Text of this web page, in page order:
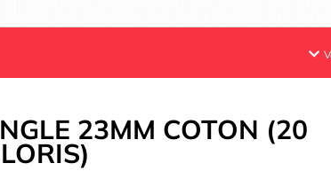
23MM COTON (20